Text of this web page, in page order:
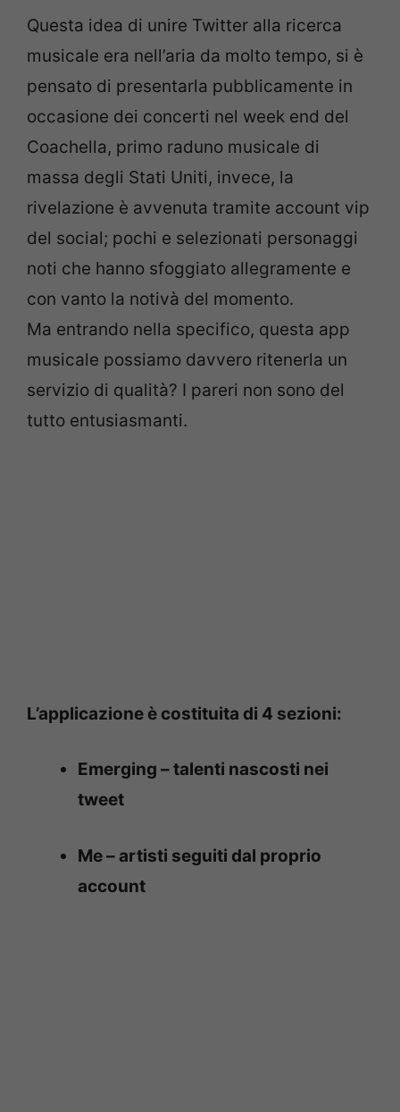
Questa idea di unire Twitter alla ricerca
musicale era nell’aria da molto tempo, si è
pensato di presentarla pubblicamente in
occasione dei concerti nel week end del
Coachella, primo raduno musicale di
massa degli Stati Uniti, invece, la
rivelazione è avvenuta tramite account vip
del social; pochi e selezionati personaggi
noti che hanno sfoggiato allegramente e
con vanto la notivà del momento.
Ma entrando nella specifico, questa app
musicale possiamo davvero ritenerla un
servizio di qualità? I pareri non sono del
tutto entusiasmanti.
L’applicazione è costituita di 4 sezioni:
Emerging – talenti nascosti nei
tweet
Me – artisti seguiti dal proprio
account